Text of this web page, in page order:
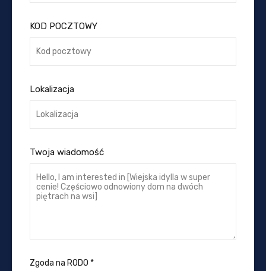
KOD POCZTOWY
Lokalizacja
Twoja wiadomość
Zgoda na RODO *